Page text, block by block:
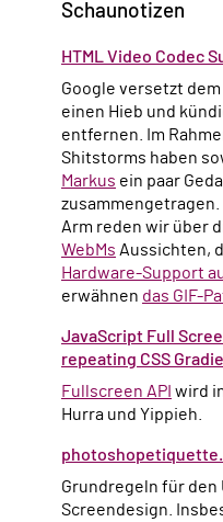
Schaunotizen
HTML Video Codec
Google versetzt dem
einen Hieb und
entfernen. Im
Shitstorms haben
Markus ein paar
Arm reden wir über
WebMs Aussichten,
Hardware-Support
erwähnen das GIF-
JavaScript Full
repeating CSS
Fullscreen API wird
Hurra und Yippieh.
Grundregeln für den Umgang mit PSDs beim
Screendesign.